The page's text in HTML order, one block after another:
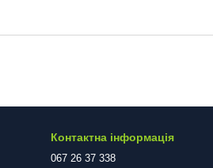
Контактна інформація
067 26 37 338